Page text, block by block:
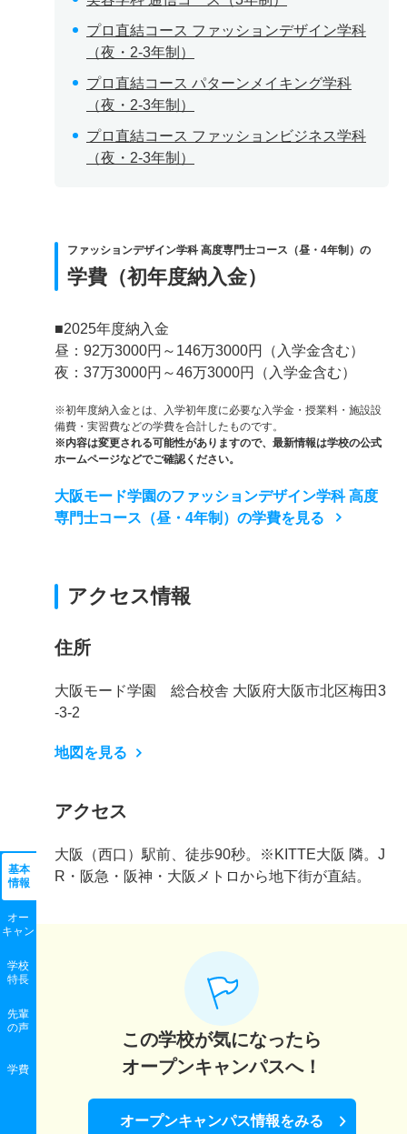
基本
情報
オー
キャン
学校
特長
先輩
の声
学費
プロ直結コース ファッションデザイン学科
（夜・2-3年制）
プロ直結コース パターンメイキング学科
（夜・2-3年制）
プロ直結コース ファッションビジネス学科
（夜・2-3年制）
ファッションデザイン学科 高度専門士コース（昼・4年制）の
学費（初年度納入金）
■2025年度納入金
昼：92万3000円～146万3000円（入学金含む）
夜：37万3000円～46万3000円（入学金含む）
※初年度納入金とは、入学初年度に必要な入学金・授業料・施設設
備費・実習費などの学費を合計したものです。
※内容は変更される可能性がありますので、最新情報は学校の公式
ホームページなどでご確認ください。
大阪モード学園のファッションデザイン学科 高度
専門士コース（昼・4年制）の学費を見る
アクセス情報
住所
大阪モード学園 総合校舎 大阪府大阪市北区梅田3
-3-2
地図を見る
アクセス
大阪（西口）駅前、徒歩90秒。※KITTE大阪 隣。J
R・阪急・阪神・大阪メトロから地下街が直結。
この学校が気になったら
オープンキャンパスへ！
オープンキャンパス情報をみる